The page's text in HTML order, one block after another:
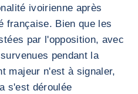
ivoirienne après
française. Bien que les
par l'opposition, avec
pendant la
majeur n'est à signaler,
s'est déroulée